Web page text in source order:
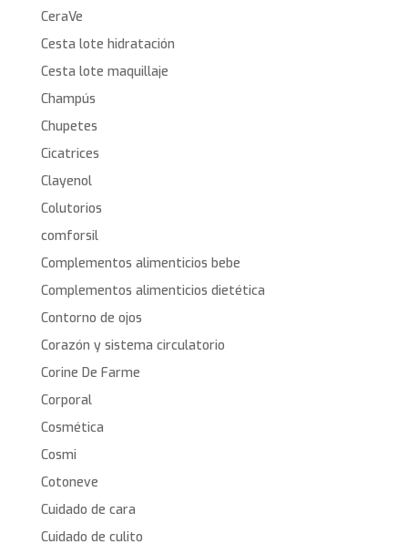
CeraVe
Cesta lote hidratación
Cesta lote maquillaje
Champús
Chupetes
Cicatrices
Clayenol
Colutorios
comforsil
Complementos alimenticios bebe
Complementos alimenticios dietética
Contorno de ojos
Corazón y sistema circulatorio
Corine De Farme
Corporal
Cosmética
Cosmi
Cotoneve
Cuidado de cara
Cuidado de culito